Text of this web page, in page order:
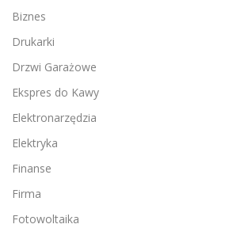
Biznes
Drukarki
Drzwi Garażowe
Ekspres do Kawy
Elektronarzędzia
Elektryka
Finanse
Firma
Fotowoltaika